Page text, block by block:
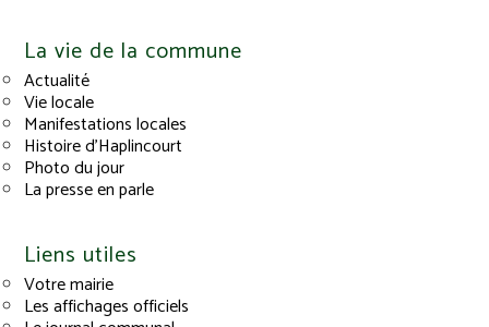
La vie de la commune
Actualité
Vie locale
Manifestations locales
Histoire d’Haplincourt
Photo du jour
La presse en parle
Liens utiles
Votre mairie
Les affichages officiels